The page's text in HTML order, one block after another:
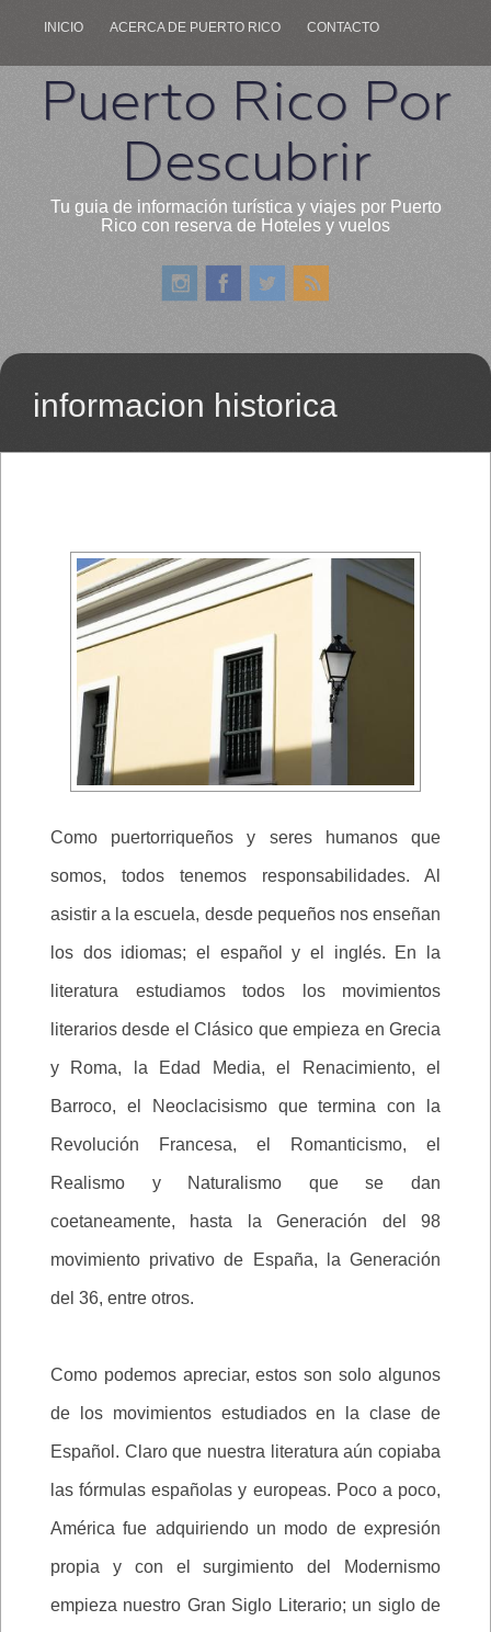
INICIO ACERCA DE PUERTO RICO CONTACTO
Puerto Rico Por
Descubrir
Tu guia de información turística y viajes por Puerto
Rico con reserva de Hoteles y vuelos
informacion historica
Como puertorriqueños y seres humanos que
somos, todos tenemos responsabilidades. Al
asistir a la escuela, desde pequeños nos enseñan
los dos idiomas; el español y el inglés. En la
literatura estudiamos todos los movimientos
literarios desde el Clásico que empieza en Grecia
y Roma, la Edad Media, el Renacimiento, el
Barroco, el Neoclacisismo que termina con la
Revolución Francesa, el Romanticismo, el
Realismo y Naturalismo que se dan
coetaneamente, hasta la Generación del 98
movimiento privativo de España, la Generación
del 36, entre otros.
Como podemos apreciar, estos son solo algunos
de los movimientos estudiados en la clase de
Español. Claro que nuestra literatura aún copiaba
las fórmulas españolas y europeas. Poco a poco,
América fue adquiriendo un modo de expresión
propia y con el surgimiento del Modernismo
empieza nuestro Gran Siglo Literario; un siglo de